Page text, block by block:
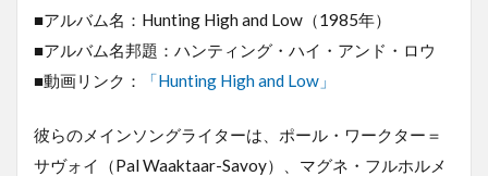
■アルバム名：Hunting High and Low（1985年）
■アルバム名邦題：ハンティング・ハイ・アンド・ロウ
■動画リンク：
「Hunting High and Low」
彼らのメインソングライターは、ポール・ワークター＝
サヴォイ（Pal Waaktaar-Savoy）、マグネ・フルホルメ